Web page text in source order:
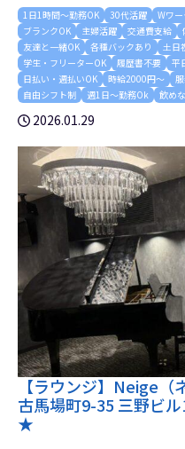
1日1時間～勤務OK 30代活躍 Wワ
ブランクOK
主婦活躍 交通費支給
友達と一緒OK
各種バックあり 土日
学生・フリーターOK
履歴書不要 平
日払い・週払いOK
時給2000円～
自由シフト制
週1日～勤務Ok 飲め
2026.01.29
【ラウンジ】Neige
古馬場町9-35 三野ビ
★